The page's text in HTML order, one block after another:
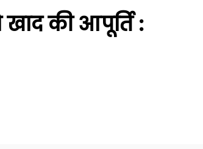
की आपूर्ति :